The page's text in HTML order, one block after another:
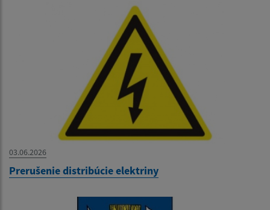
03.06.2026
Prerušenie distribúcie elektriny